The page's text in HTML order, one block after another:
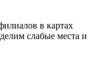
в картах
слабые места и